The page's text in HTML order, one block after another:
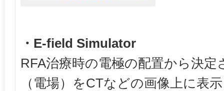
・E-field Simulator
RFA治療時の電極の配置から決定
（電場）をCTなどの画像上に表